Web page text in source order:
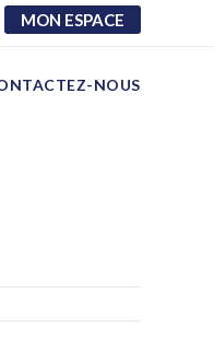
MON ESPACE
NOUS